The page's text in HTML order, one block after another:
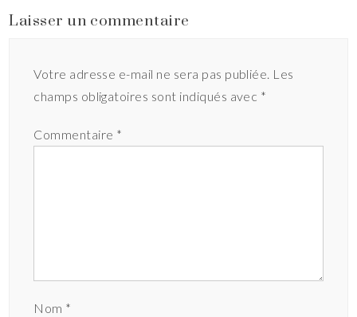
Laisser un commentaire
Votre adresse e-mail ne sera pas publiée. Les
champs obligatoires sont indiqués avec *
Commentaire *
Nom *